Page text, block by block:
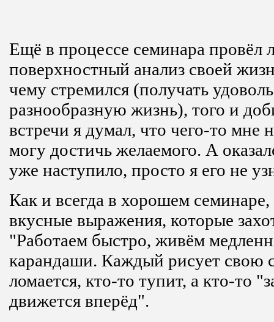
Ещё в процессе семинара провёл
поверхностный анализ своей
чему стремился (получать
разнообразную жизнь), того и
встречи я думал, что чего-то мне
могу достичь желаемого. А
уже наступило, просто я его не
Как и всегда в хорошем
вкусные выражения, которые
"Работаем быстро, живём
карандаши. Каждый рисует свою
ломается, кто-то тупит, а кто-то
движется вперёд".